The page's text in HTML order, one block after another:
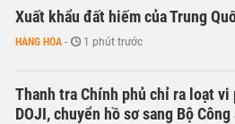
Xuất khẩu đất hiếm của Trung
HÀNG HÓA - 1 phút trước
Thanh tra Chính phủ chỉ ra loạt vi
DOJI, chuyển hồ sơ sang Bộ Công